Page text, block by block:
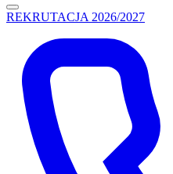
REKRUTACJA 2026/2027